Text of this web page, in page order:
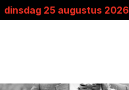
dinsdag 25 augustus 2026